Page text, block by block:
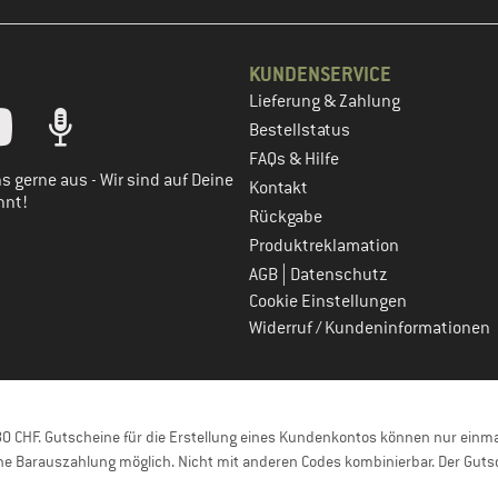
Kundenkonto
gerne aus - Wir sind auf Deine
KUNDENSERVICE
Lieferung & Zahlung
Bestellstatus
FAQs & Hilfe
Kontakt
Rückgabe
Produktreklamation
AGB Datenschutz
Cookie Einstellungen
Widerruf / Kundeninformationen
Gutscheine für die Erstellung eines Kundenkontos können nur
Barauszahlung möglich. Nicht mit anderen Codes kombinierbar. Der